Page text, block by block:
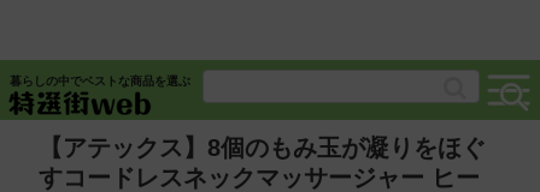
暮らしの中でベストな商品を選ぶ
【アテックス】8個のもみ玉が凝りをほぐ
すコードレスネックマッサージャー ヒー